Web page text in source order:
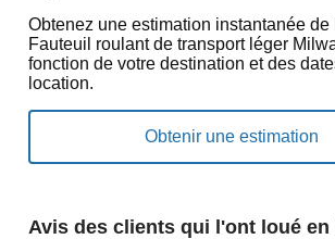
Obtenez une estimation instantanée de
Fauteuil roulant de transport léger
fonction de votre destination et des
location.
Avis des clients qui l'ont loué en